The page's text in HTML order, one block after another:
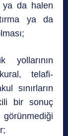
ya da halen
ya da
telafi-
sınırların
bir sonuç